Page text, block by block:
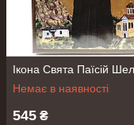
Ікона Свята Паїсій
Немає в наявності
545 ₴